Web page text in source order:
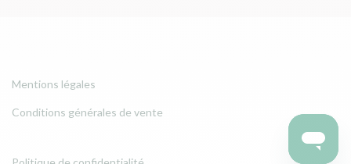
Mentions légales
Conditions générales de vente